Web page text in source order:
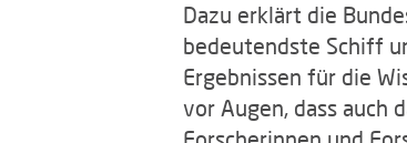
Dazu erklärt die
bedeutendste Schiff
Ergebnissen für die
vor Augen, dass auch